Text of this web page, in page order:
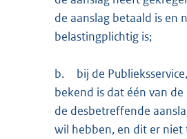
de aanslag betaald is en
belastingplichtig is;
b.
bij de
bekend is dat één van
de desbetreffende
wil hebben, en dit er